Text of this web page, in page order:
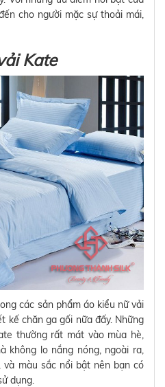
cho người mặc sự thoải mái,
Kate
các sản phẩm áo kiểu nữ vải
kế chăn ga gối nữa đấy. Những
thường rất mát vào mùa hè,
không lo nắng nóng, ngoài ra,
màu sắc nổi bật nên bạn có
dụng.